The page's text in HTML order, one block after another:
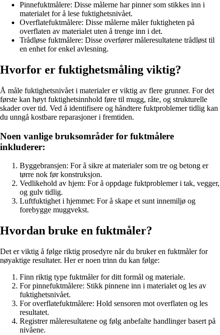
Pinnefuktmålere: Disse målerne har pinner som stikkes inn i
materialet for å lese fuktighetsnivået.
Overflatefuktmålere: Disse målerne måler fuktigheten på
overflaten av materialet uten å trenge inn i det.
Trådløse fuktmålere: Disse overfører måleresultatene trådløst til
en enhet for enkel avlesning.
Hvorfor er fuktighetsmåling viktig?
Å måle fuktighetsnivået i materialer er viktig av flere grunner. For det
første kan høyt fuktighetsinnhold føre til mugg, råte, og strukturelle
skader over tid. Ved å identifisere og håndtere fuktproblemer tidlig kan
du unngå kostbare reparasjoner i fremtiden.
Noen vanlige bruksområder for fuktmålere
inkluderer:
Byggebransjen: For å sikre at materialer som tre og betong er
tørre nok før konstruksjon.
Vedlikehold av hjem: For å oppdage fuktproblemer i tak, vegger,
og gulv tidlig.
Luftfuktighet i hjemmet: For å skape et sunt innemiljø og
forebygge muggvekst.
Hvordan bruke en fuktmåler?
Det er viktig å følge riktig prosedyre når du bruker en fuktmåler for
nøyaktige resultater. Her er noen trinn du kan følge:
Finn riktig type fuktmåler for ditt formål og materiale.
For pinnefuktmålere: Stikk pinnene inn i materialet og les av
fuktighetsnivået.
For overflatefuktmålere: Hold sensoren mot overflaten og les
resultatet.
Registrer måleresultatene og følg anbefalte handlinger basert på
nivåene.